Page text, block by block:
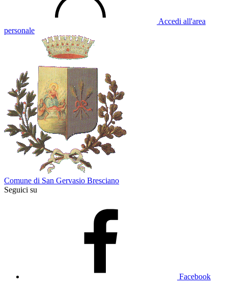
Accedi all'area
personale
Comune di San Gervasio Bresciano
Seguici su
Facebook